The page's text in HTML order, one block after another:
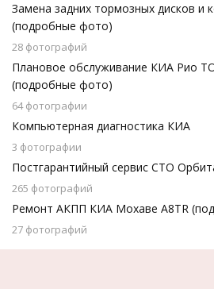
Замена задних тормозных дисков и
(подробные фото)
28 фотографий
Плановое обслуживание КИА Рио
(подробные фото)
64 фотографии
Компьютерная диагностика КИА
3 фотографии
Постгарантийный сервис СТО
265 фотографий
Ремонт АКПП КИА Мохаве A8TR
27 фотографий